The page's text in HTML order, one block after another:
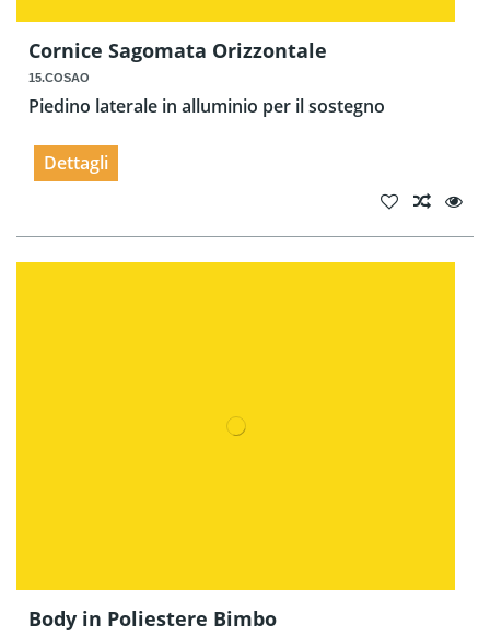
Cornice Sagomata Orizzontale
15.COSAO
Piedino laterale in alluminio per il sostegno
Dettagli
Body in Poliestere Bimbo